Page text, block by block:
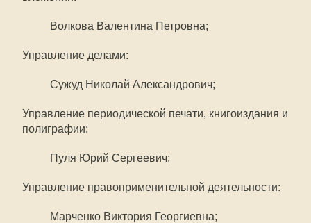
Волкова Валентина Петровна;
Управление делами:
Сужуд Николай Александрович;
Управление периодической печати, книгоиздания и
полиграфии:
Пуля Юрий Сергеевич;
Управление правоприменительной деятельности:
Марченко Виктория Георгиевна;